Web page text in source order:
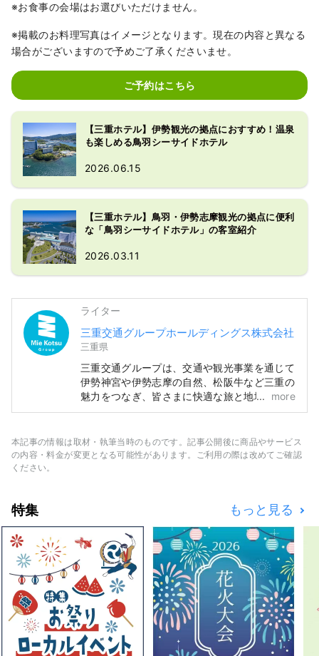
※お食事の会場はお選びいただけません。
※掲載のお料理写真はイメージとなります。現在の内容と異なる
場合がございますので予めご了承くださいませ。
ご予約はこちら
【三重ホテル】伊勢観光の拠点におすすめ！温泉
も楽しめる鳥羽シーサイドホテル
2026.06.15
【三重ホテル】鳥羽・伊勢志摩観光の拠点に便利
な「鳥羽シーサイドホテル」の客室紹介
2026.03.11
ライター
三重交通グループホールディングス株式会社
三重県
三重交通グループは、交通や観光事業を通じて
伊勢神宮や伊勢志摩の自然、松阪牛など三重の
魅力をつなぎ、皆さまに快適な旅と地域の情報
をお届けします。
more
本記事の情報は取材・執筆当時のものです。記事公開後に商品やサービス
の内容・料金が変更となる可能性があります。ご利用の際は改めてご確認
ください。
特集 もっと見る